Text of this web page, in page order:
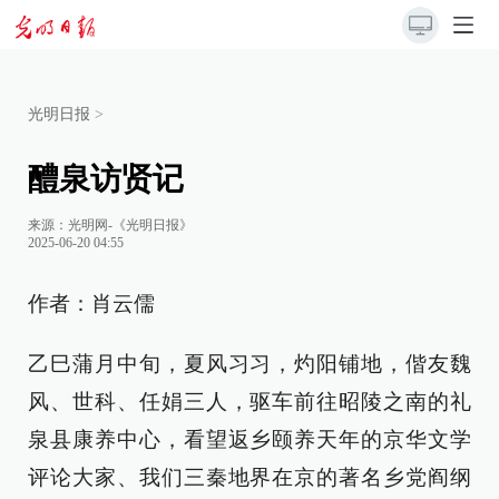
光明日报 >
醴泉访贤记
来源： 光明网-《光明日报》
2025-06-20 04:55
作者：肖云儒
乙巳蒲月中旬，夏风习习，灼阳铺地，偕友魏
风、世科、任娟三人，驱车前往昭陵之南的礼
泉县康养中心，看望返乡颐养天年的京华文学
评论大家、我们三秦地界在京的著名乡党阎纲